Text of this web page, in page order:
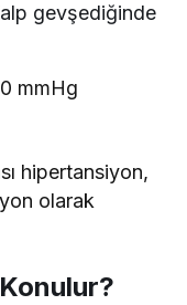
gevşediğinde
mmHg
hipertansiyon,
olarak